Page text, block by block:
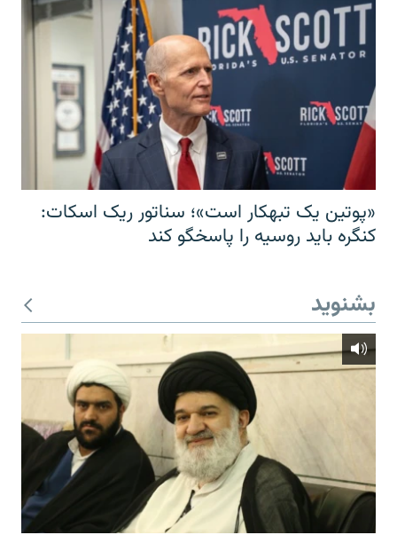
«پوتین یک تبهکار است»؛ سناتور ریک اسکات:
کنگره باید روسیه را پاسخگو کند
بشنوید